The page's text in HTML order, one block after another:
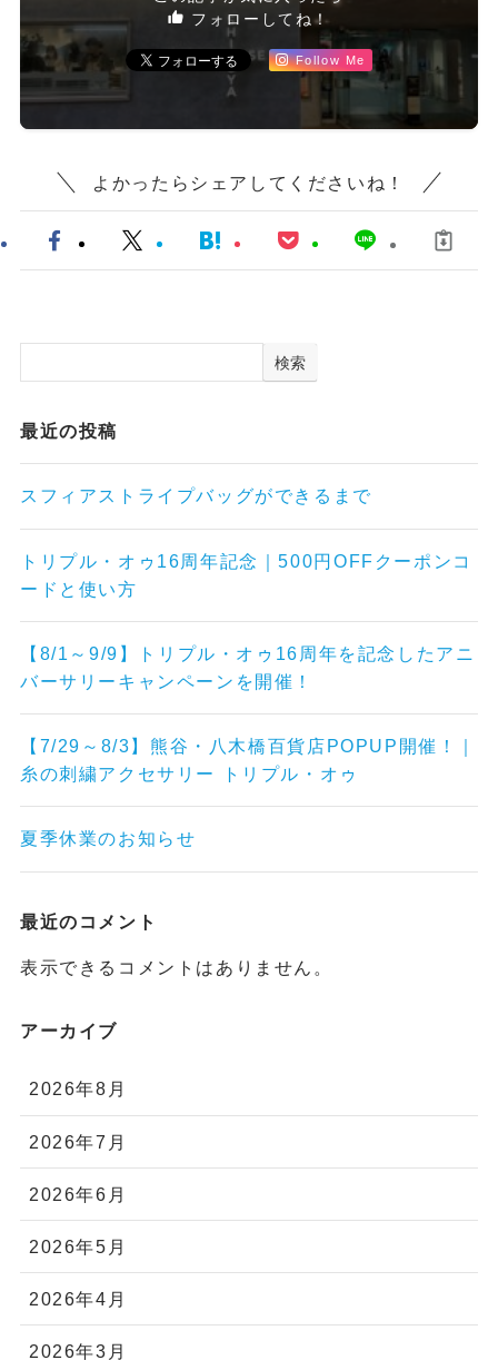
フォローしてね！
Follow Me
よかったらシェアしてくださいね！
検索
最近の投稿
スフィアストライプバッグができるまで
トリプル・オゥ16周年記念｜500円OFFクーポンコ
ードと使い方
【8/1～9/9】トリプル・オゥ16周年を記念したアニ
バーサリーキャンペーンを開催！
【7/29～8/3】熊谷・八木橋百貨店POPUP開催！｜
糸の刺繍アクセサリー トリプル・オゥ
夏季休業のお知らせ
最近のコメント
表示できるコメントはありません。
アーカイブ
2026年8月
2026年7月
2026年6月
2026年5月
2026年4月
2026年3月